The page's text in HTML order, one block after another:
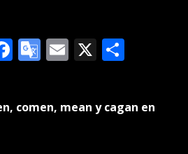
Facebook
Google
Translate
Email
X
comen, mean y cagan en